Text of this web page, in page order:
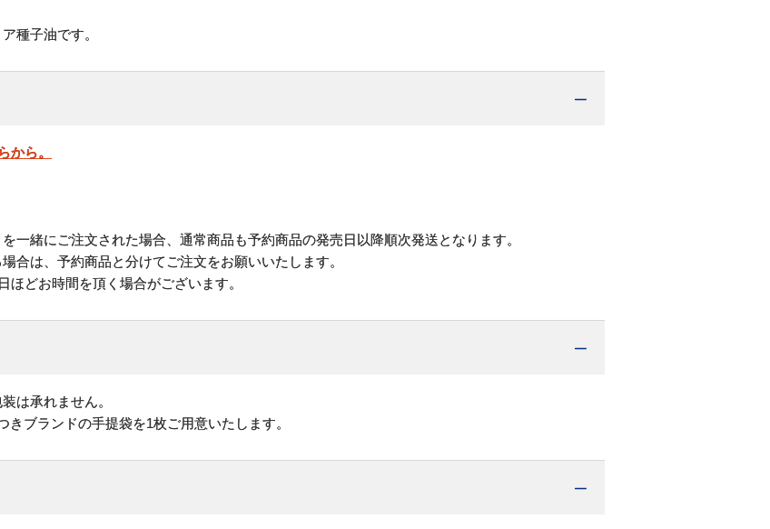
種子油です。
から。
一緒にご注文された場合、通常商品も予約商品の発売日以降順次発送となります。
合は、予約商品と分けてご注文をお願いいたします。
ほどお時間を頂く場合がございます。
は承れません。
きブランドの手提袋を1枚ご用意いたします。